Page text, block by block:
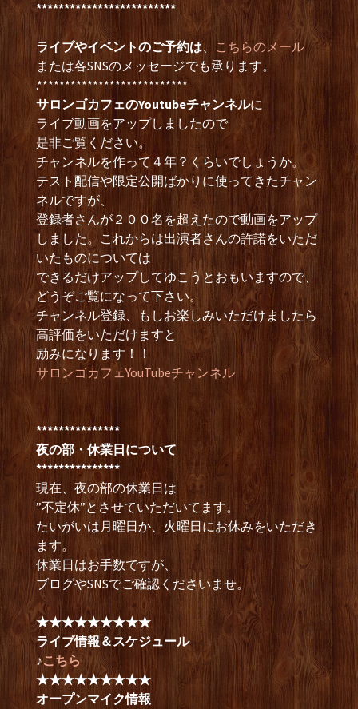
*************************
ライブやイベントのご予約は、 こちらのメール
または各SNSのメッセージでも承ります。
.***************************
サロンゴカフェのYoutubeチャンネルに
ライブ動画をアップしましたので
是非ご覧ください。
チャンネルを作って４年？くらいでしょうか。
テスト配信や限定公開ばかりに使ってきたチャン
ネルですが、
登録者さんが２００名を超えたので動画をアップ
しました。これからは出演者さんの許諾をいただ
いたものについては
できるだけアップしてゆこうとおもいますので、
どうぞご覧になって下さい。
チャンネル登録、もしお楽しみいただけましたら
高評価をいただけますと
励みになります！！
サロンゴカフェYouTubeチャンネル
***************
夜の部・休業日について
***************
現在、夜の部の休業日は
”不定休”とさせていただいてます。
たいがいは月曜日か、火曜日にお休みをいただき
ます。
休業日はお手数ですが、
ブログやSNSでご確認くださいませ。
★★★★★★★★★
ライブ情報＆スケジュール
♪こちら
★★★★★★★★★
オープンマイク情報